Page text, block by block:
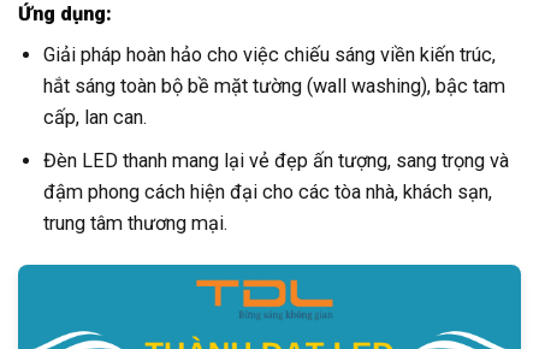
Ứng dụng:
Giải pháp hoàn hảo cho việc chiếu sáng viền kiến trúc,
hắt sáng toàn bộ bề mặt tường (wall washing), bậc tam
cấp, lan can.
Đèn LED thanh mang lại vẻ đẹp ấn tượng, sang trọng và
đậm phong cách hiện đại cho các tòa nhà, khách sạn,
trung tâm thương mại.